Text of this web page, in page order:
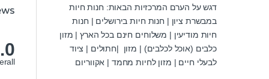
דגש על הערם המרכזיות הבאות: חנות חיות
במבשרת ציון | חנות חיות בירושלים | חנות
חיות מודיעין | משלוחים חינם בכל הארץ | מזון
כלבים (אוכל לכלבים) | מזון |חתולים | ציוד
לבעלי חיים | מזון לחיות מחמד | אקווריום